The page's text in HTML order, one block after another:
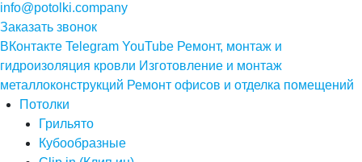
info@potolki.company
Заказать звонок
ВКонтакте Telegram YouTube Ремонт, монтаж и
гидроизоляция кровли Изготовление и монтаж
металлоконструкций Ремонт офисов и отделка помещений
Потолки
Грильято
Кубообразные